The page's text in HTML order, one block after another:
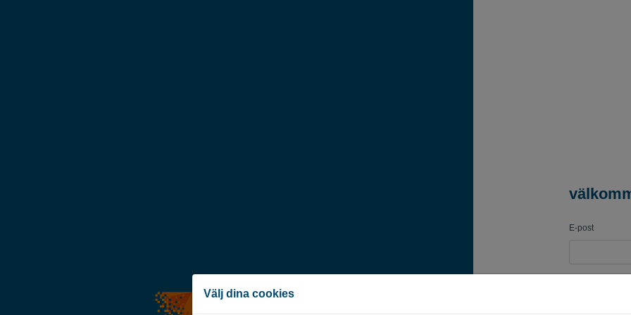
Välj dina cookies
E-post